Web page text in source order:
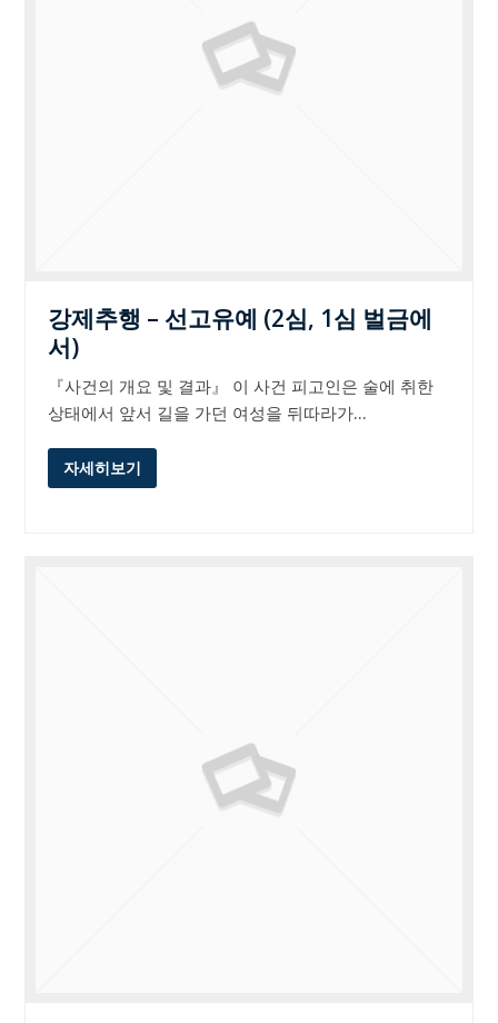
강제추행 – 선고유예 (2심, 1심 벌금에
서)
『사건의 개요 및 결과』 이 사건 피고인은 술에 취한
상태에서 앞서 길을 가던 여성을 뒤따라가…
자세히보기